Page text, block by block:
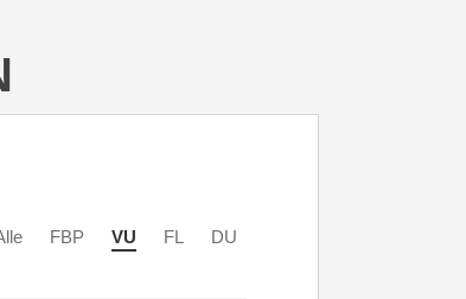
FBP VU FL DU